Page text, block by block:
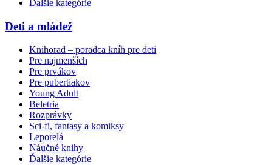
Ďalšie kategórie
Deti a mládež
Knihorad – poradca kníh pre deti
Pre najmenších
Pre prvákov
Pre pubertiakov
Young Adult
Beletria
Rozprávky
Sci-fi, fantasy a komiksy
Leporelá
Náučné knihy
Ďalšie kategórie